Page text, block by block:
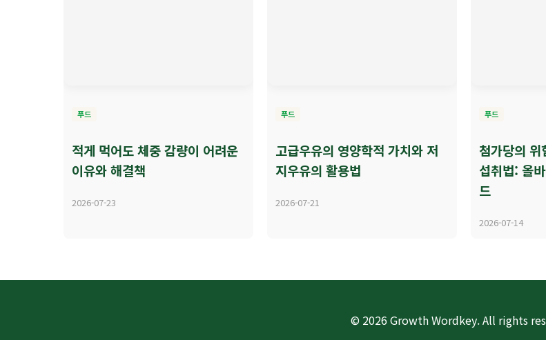
푸드
적게 먹어도 체중 감량이 어려운
이유와 해결책
2026-07-23
푸드
고급우유의 영양학적 가치와 저
지우유의 활용법
2026-07-21
푸드
첨가당의 위
섭취법: 올
드
2026-07-14
© 2026 Growth Wordkey. All rights